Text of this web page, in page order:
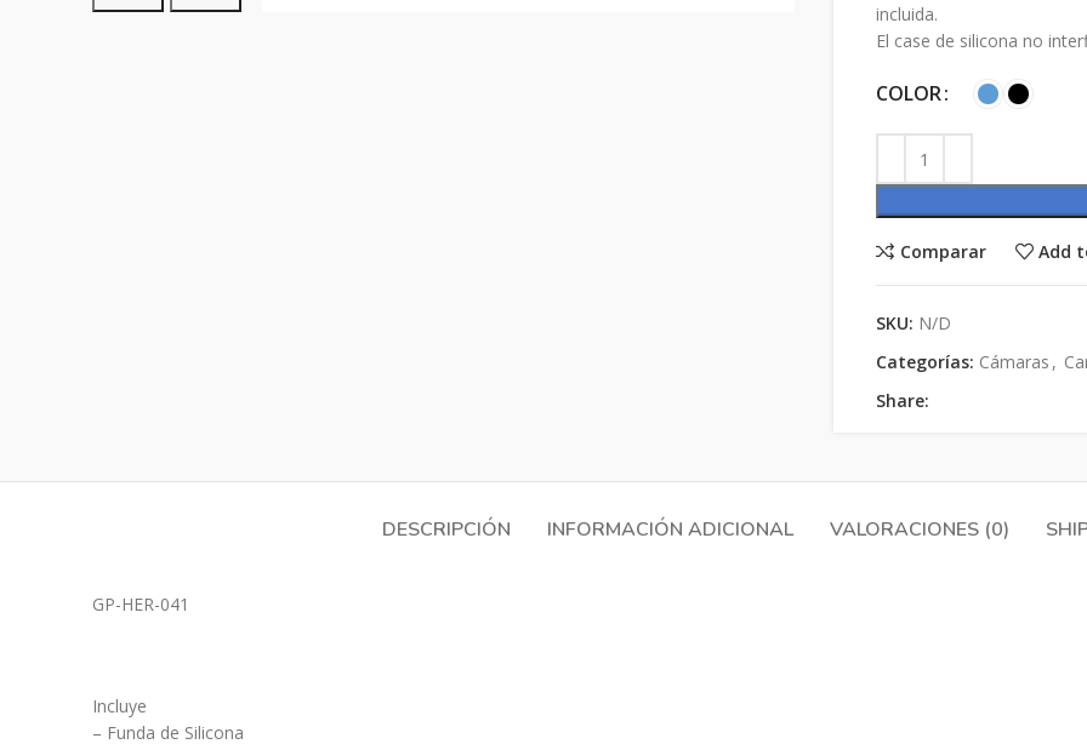
incluida.
El case de silicona no
COLOR
Comparar Add
SKU: N/D
Categorías: Cámaras ,
Share:
DESCRIPCIÓN INFORMACIÓN ADICIONAL VALORACIONES (0)
GP-HER-041
Incluye
– Funda de Silicona